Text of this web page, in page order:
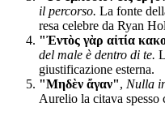
il percorso. La fonte
resa celebre da Ryan
"Ἐντὸς γὰρ αἰτία
del male è dentro di te.
giustificazione esterna.
"Μηδὲν ἄγαν", Nulla
Aurelio la citava spesso